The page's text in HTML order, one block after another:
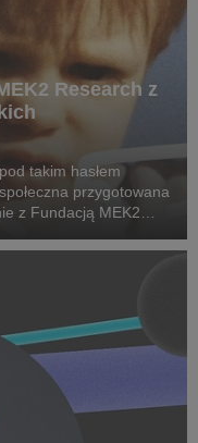
Research z
takim hasłem
przygotowana
z Fundacją MEK2
pac...